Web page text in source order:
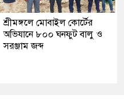
শ্রীমঙ্গলে মোবাইল কোর্টের
অভিযানে ৮০০ ঘনফুট বালু ও
সরঞ্জাম জব্দ